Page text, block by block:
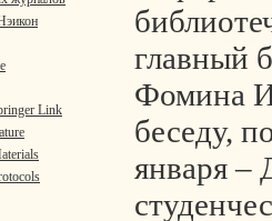
Link
главный
Фомина
беседу,
января –